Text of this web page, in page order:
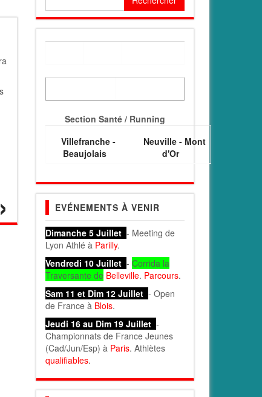
Section Santé / Running
Villefranche -
Beaujolais
Neuville - Mont
d'Or
EVÉNEMENTS À VENIR
Dimanche 5 Juillet - Meeting de
Lyon Athlé à Parilly.
Vendredi 10 Juillet - Corrida la
Traversante de Belleville. Parcours.
Sam 11 et Dim 12 Juillet - Open
de France à Blois.
Jeudi 16 au Dim 19 Juillet -
Championnats de France Jeunes
(Cad/Jun/Esp) à Paris. Athlètes
qualifiables.